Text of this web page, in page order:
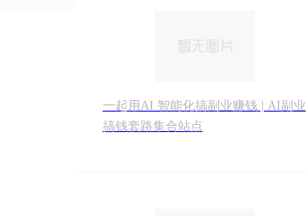
一起用AI 智能化搞副业赚钱 | AI副业
搞钱套路集合站点